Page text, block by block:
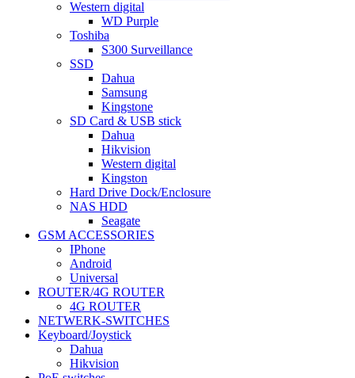
Western digital
WD Purple
Toshiba
S300 Surveillance
SSD
Dahua
Samsung
Kingstone
SD Card & USB stick
Dahua
Hikvision
Western digital
Kingston
Hard Drive Dock/Enclosure
NAS HDD
Seagate
GSM ACCESSORIES
IPhone
Android
Universal
ROUTER/4G ROUTER
4G ROUTER
NETWERK-SWITCHES
Keyboard/Joystick
Dahua
Hikvision